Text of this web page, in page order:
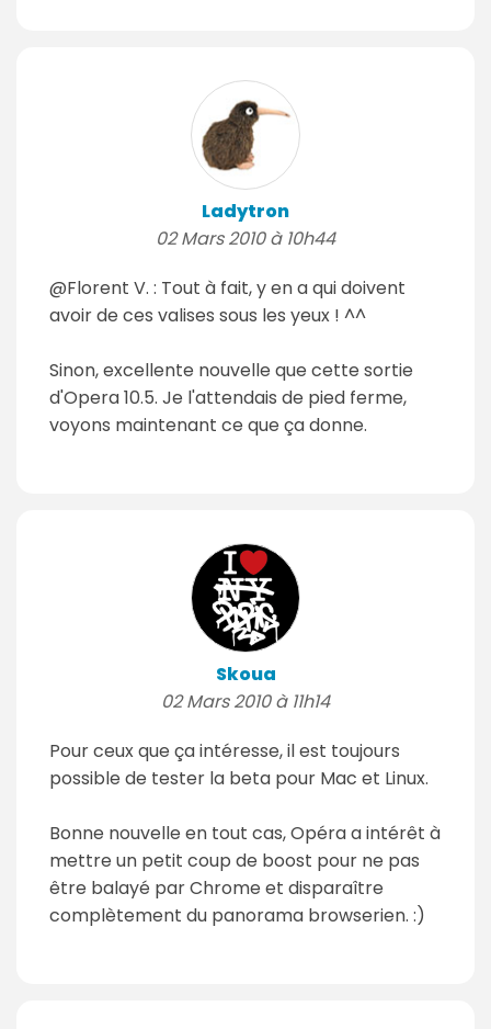
Ladytron
02 Mars 2010 à 10h44
@Florent V. : Tout à fait, y en a qui doivent
avoir de ces valises sous les yeux ! ^^
Sinon, excellente nouvelle que cette sortie
d'Opera 10.5. Je l'attendais de pied ferme,
voyons maintenant ce que ça donne.
Skoua
02 Mars 2010 à 11h14
Pour ceux que ça intéresse, il est toujours
possible de tester la beta pour Mac et Linux.
Bonne nouvelle en tout cas, Opéra a intérêt à
mettre un petit coup de boost pour ne pas
être balayé par Chrome et disparaître
complètement du panorama browserien. :)